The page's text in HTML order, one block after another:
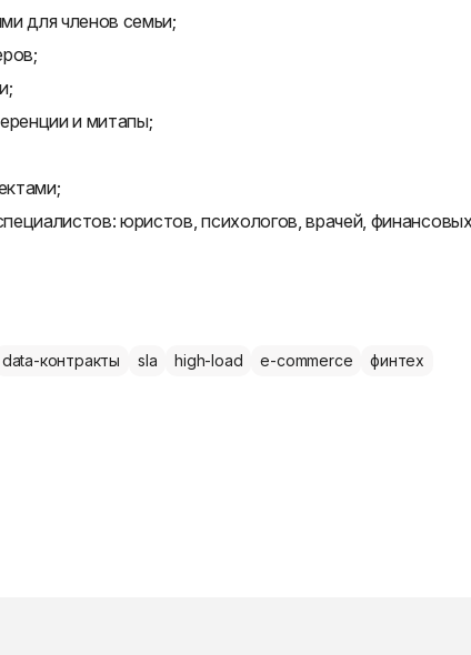
для членов семьи;
и митапы;
юристов, психологов, врачей,
data-контракты sla high-load e-commerce
финтех